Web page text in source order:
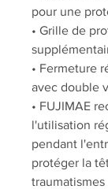
pour une
• Grille de
• Fermeture
avec double
• FUJIMAE
l'utilisation
pendant
protéger la